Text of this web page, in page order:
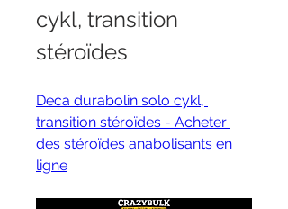
cykl, transition
stéroïdes
Deca durabolin solo cykl,
transition stéroïdes - Acheter
des stéroïdes anabolisants en
ligne